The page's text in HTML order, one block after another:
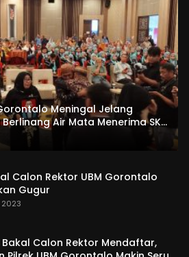
Meningal Jelang
Air Mata Menerima SKL
Calon Rektor UBM Gorontalo
Gugur
2023
Bakal Calon Rektor Mendaftar,